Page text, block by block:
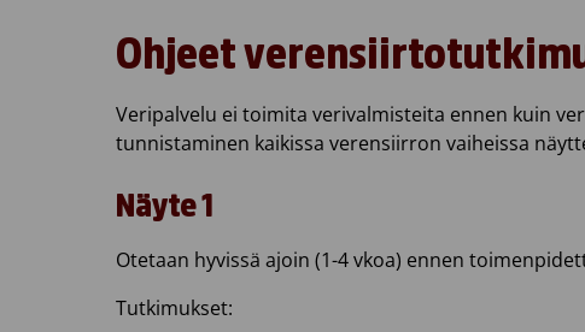
Ohjeet
Veripalvelu ei toimita verivalmisteita ennen kuin
tunnistaminen kaikissa verensiirron vaiheissa
Näyte 1
Otetaan hyvissä ajoin (1-4 vkoa) ennen
Tutkimukset: